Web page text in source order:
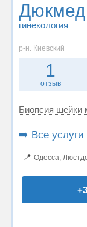
Дюкмед
гинекология
р-н. Киевский
1
отзыв
Биопсия шейки
➡️ Все услуги
📍 Одесса,